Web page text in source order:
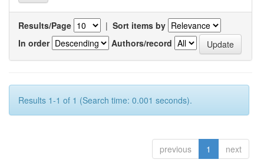
Results/Page | Sort items by
In order
Authors/record
Results 1-1 of 1 (Search time: 0.001 seconds).
previous 1 next